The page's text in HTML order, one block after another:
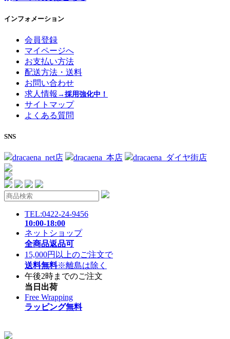
インフォメーション
会員登録
マイページへ
お支払い方法
配送方法・送料
お問い合わせ
求人情報 →採用強化中！
サイトマップ
よくある質問
SNS
dracaena_net店 dracaena_本店 dracaena_ダイヤ街店
TEL:0422-24-9456
10:00-18:00
ネットショップ
全商品返品可
15,000円以上のご注文で
送料無料※離島は除く
午後2時までのご注文
当日出荷
Free Wrapping
ラッピング無料